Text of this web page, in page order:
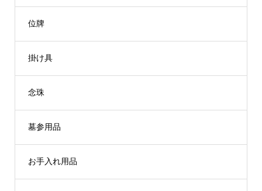
位牌
掛け具
念珠
墓参用品
お手入れ用品